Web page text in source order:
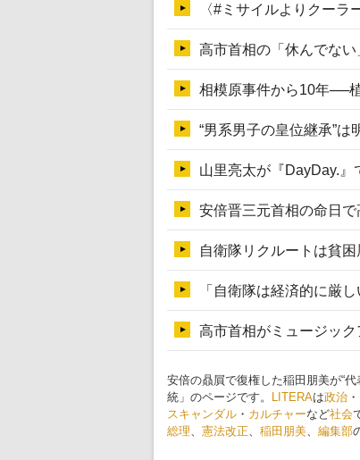
安倍の贔屓で復権した稲田朋美が“
統」のページです。
LITERAは政治 ・
スキャンダル ・ カルチャーなど社会
総理、 憲法改正、 稲田朋美、 編集部